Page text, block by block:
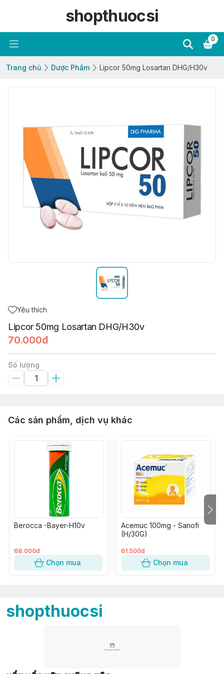
shopthuocsi
0
Trang chủ Dược Phẩm Lipcor 50mg Losartan DHG/H30v
Yêu thích
Lipcor 50mg Losartan DHG/H30v
70.000đ
Số lượng
Các sản phẩm, dịch vụ khác
Berocca -Bayer-H10v
68.000đ
Chọn mua
Acemuc 100mg - Sanofi
(H/30G)
61.500đ
Chọn mua
shopthuocsi